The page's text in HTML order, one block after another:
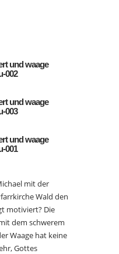
und waage
002
und waage
003
und waage
001
mit der
Wald den
motiviert? Die
dem schwerem
Waage hat keine
Gottes